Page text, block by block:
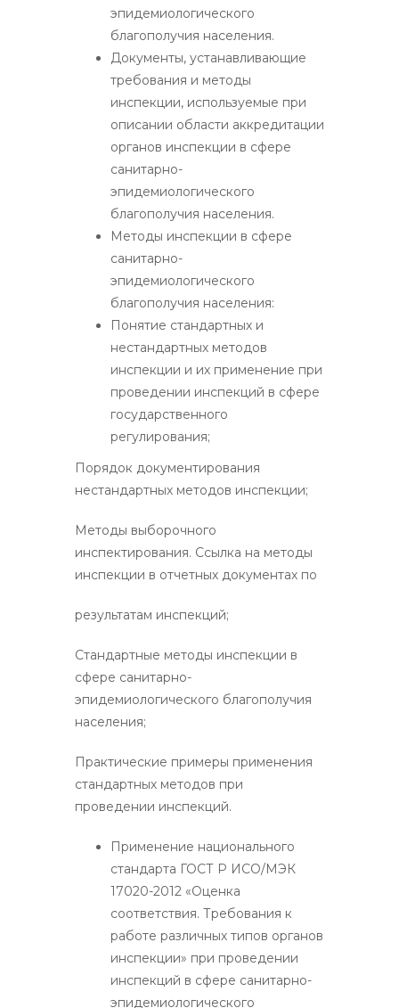
эпидемиологического
благополучия населения.
Документы, устанавливающие
требования и методы
инспекции, используемые при
описании области аккредитации
органов инспекции в сфере
санитарно-
эпидемиологического
благополучия населения.
Методы инспекции в сфере
санитарно-
эпидемиологического
благополучия населения:
Понятие стандартных и
нестандартных методов
инспекции и их применение при
проведении инспекций в сфере
государственного
регулирования;
Порядок документирования
нестандартных методов инспекции;
Методы выборочного
инспектирования. Ссылка на методы
инспекции в отчетных документах по
результатам инспекций;
Стандартные методы инспекции в
сфере санитарно-
эпидемиологического благополучия
населения;
Практические примеры применения
стандартных методов при
проведении инспекций.
Применение национального
стандарта ГОСТ Р ИСО/МЭК
17020-2012 «Оценка
соответствия. Требования к
работе различных типов органов
инспекции» при проведении
инспекций в сфере санитарно-
эпидемиологического